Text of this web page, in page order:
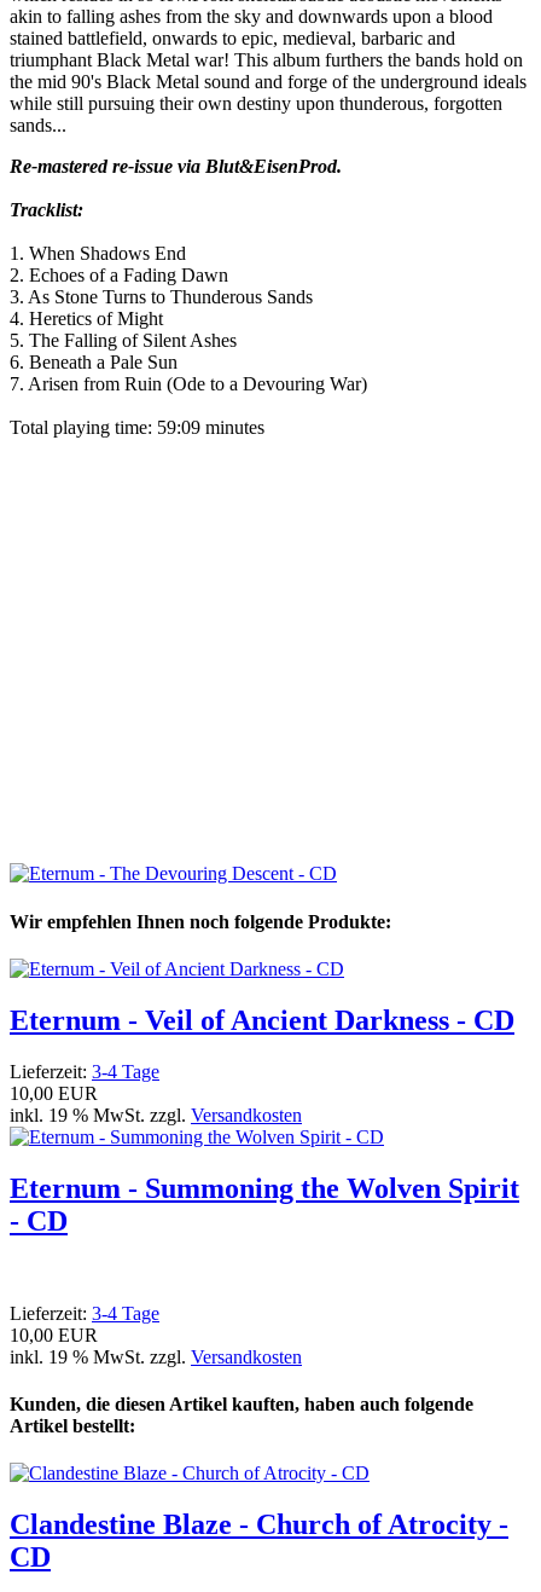
akin to falling ashes from the sky and downwards upon a blood
stained battlefield, onwards to epic, medieval, barbaric and
triumphant Black Metal war! This album furthers the bands hold on
the mid 90's Black Metal sound and forge of the underground ideals
while still pursuing their own destiny upon thunderous, forgotten
sands...
Re-mastered re-issue via Blut&EisenProd.
Tracklist:
1. When Shadows End
2. Echoes of a Fading Dawn
3. As Stone Turns to Thunderous Sands
4. Heretics of Might
5. The Falling of Silent Ashes
6. Beneath a Pale Sun
7. Arisen from Ruin (Ode to a Devouring War)
Total playing time: 59:09 minutes
Wir empfehlen Ihnen noch folgende Produkte:
Eternum - Veil of Ancient Darkness - CD
Lieferzeit: 3-4 Tage
10,00 EUR
inkl. 19 % MwSt. zzgl. Versandkosten
Eternum - Summoning the Wolven Spirit
- CD
Lieferzeit: 3-4 Tage
10,00 EUR
inkl. 19 % MwSt. zzgl. Versandkosten
Kunden, die diesen Artikel kauften, haben auch folgende
Artikel bestellt:
Clandestine Blaze - Church of Atrocity -
CD